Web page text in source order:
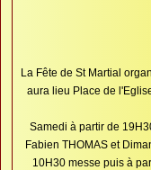
Partenaires
La Fête de St Martial
aura lieu Place de
Samedi à partir de
Fabien THOMAS et
10H30 messe puis à